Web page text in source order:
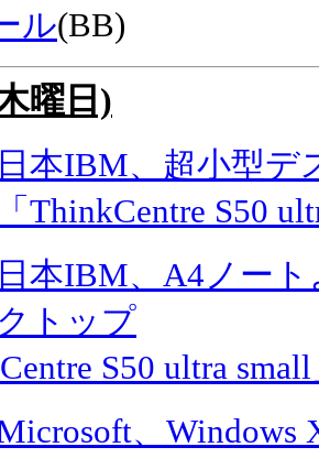
ル(BB)
曜日)
日本IBM、超小型デ
「ThinkCentre S50
日本IBM、A4ノー
クトップ
S50 ultra
、Windows